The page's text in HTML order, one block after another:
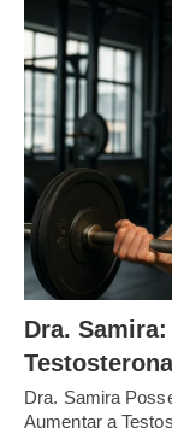
Dra.
Testosterona
Dra. Samira
Aumentar a